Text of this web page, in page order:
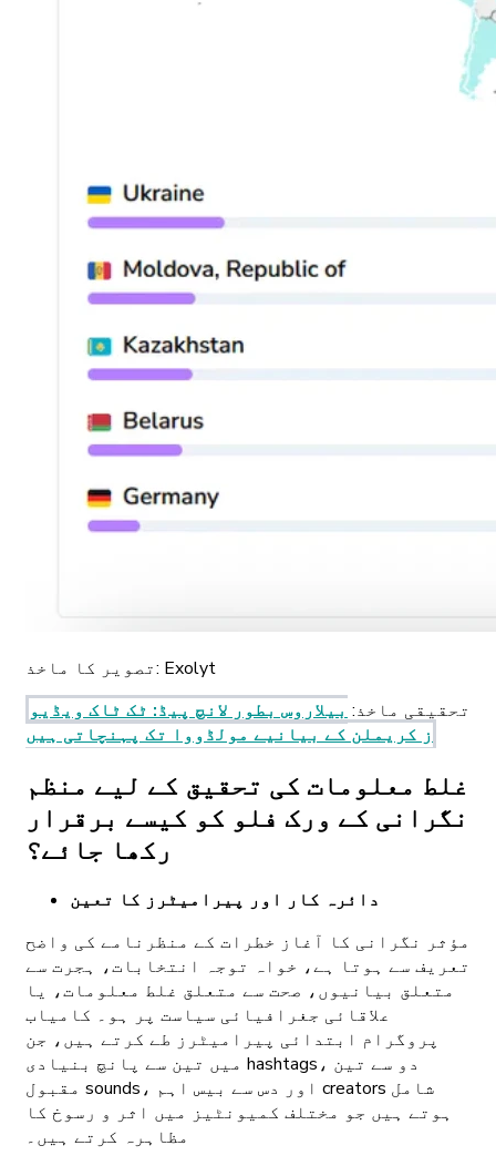
تصویر کا ماخذ: Exolyt
تحقیقی ماخذ: بیلاروس بطور لانچ پیڈ: ٹک ٹاک ویڈیو
ز کریملن کے بیانیے مولڈووا تک پہنچاتی ہیں
غلط معلومات کی تحقیق کے لیے منظم
نگرانی کے ورک فلو کو کیسے برقرار
رکھا جائے؟
دائرہ کار اور پیرامیٹرز کا تعین
مؤثر نگرانی کا آغاز خطرات کے منظرنامے کی واضح
تعریف سے ہوتا ہے، خواہ توجہ انتخابات، ہجرت سے
متعلق بیانیوں، صحت سے متعلق غلط معلومات، یا
علاقائی جغرافیائی سیاست پر ہو۔ کامیاب
پروگرام ابتدائی پیرامیٹرز طے کرتے ہیں، جن
میں تین سے پانچ بنیادی hashtags، دو سے تین
مقبول sounds، اور دس سے بیس اہم creators شامل
ہوتے ہیں جو مختلف کمیونٹیز میں اثر و رسوخ کا
مظاہرہ کرتے ہیں۔